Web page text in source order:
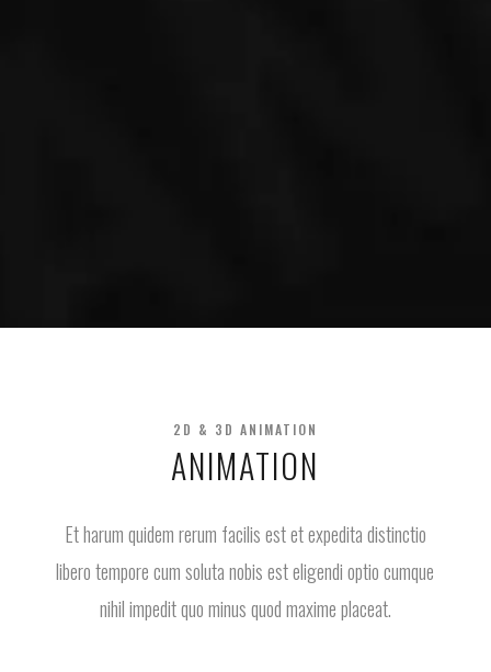
2D & 3D ANIMATION
ANIMATION
Et harum quidem rerum facilis est et expedita distinctio
libero tempore cum soluta nobis est eligendi optio cumque
nihil impedit quo minus quod maxime placeat.